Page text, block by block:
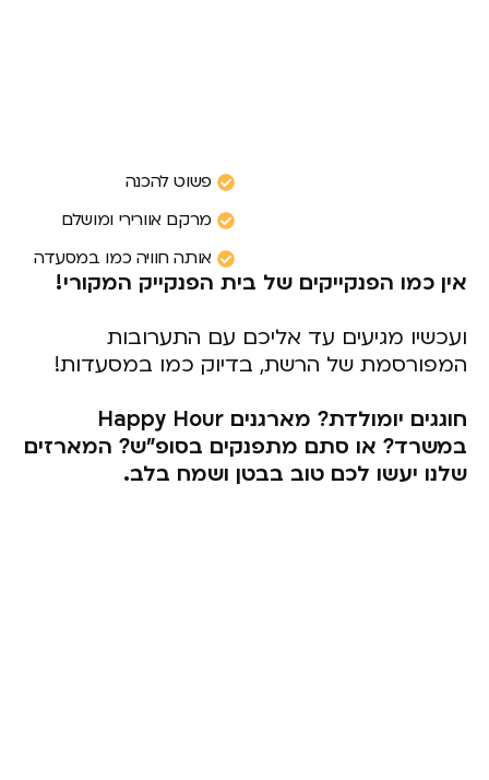
פשוט להכנה
מרקם אוורירי ומושלם
אותה חוויה כמו במסעדה
אין כמו הפנקייקים של בית הפנקייק המקורי!
ועכשיו מגיעים עד אליכם עם התערובות
המפורסמת של הרשת, בדיוק כמו במסעדות!
חוגגים יומולדת? מארגנים Happy Hour
במשרד? או סתם מתפנקים בסופ"ש? המארזים
שלנו יעשו לכם טוב בבטן ושמח בלב.